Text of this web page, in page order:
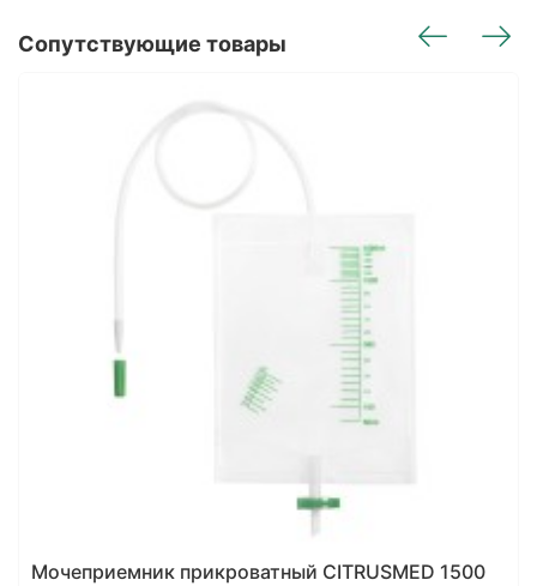
Сопутствующие товары
Мочеприемник INEKTA прикроватный 1000 мл